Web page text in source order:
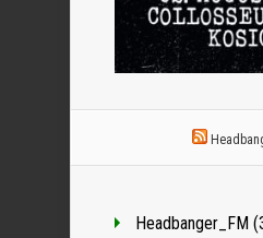
Headbanger_FM